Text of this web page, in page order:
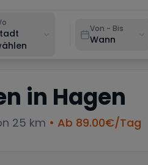
Von - Bis
Wann
in Hagen
25 km • Ab 89.00€/Tag